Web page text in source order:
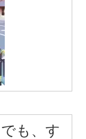
も、す